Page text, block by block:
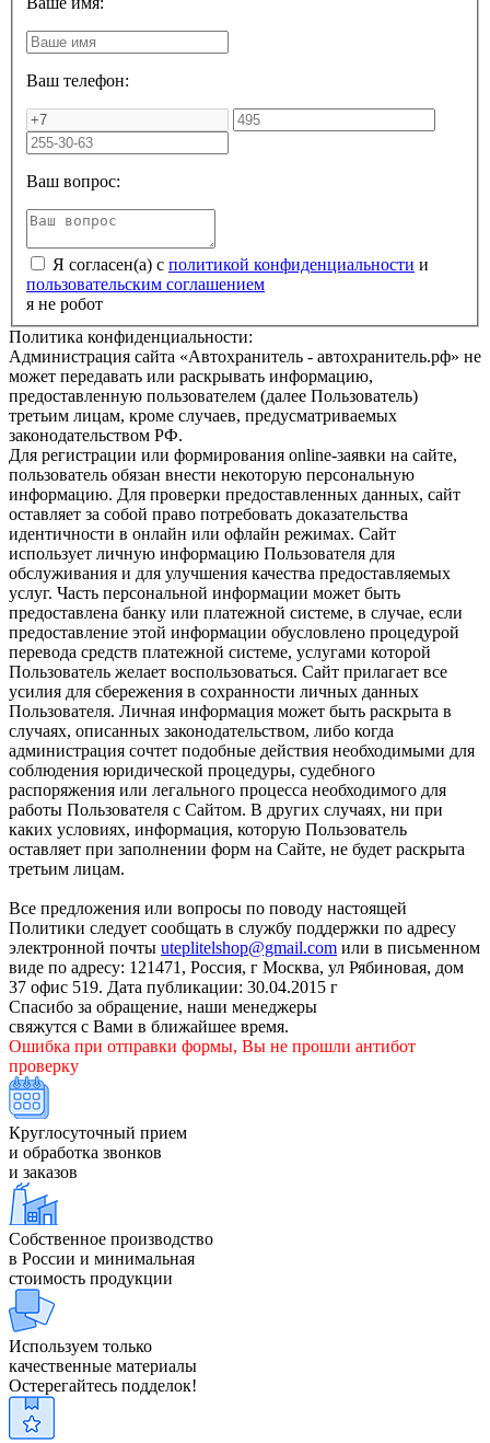
Ваш телефон:
Ваш вопрос:
Я согласен(а) с политикой конфиденциальности и
пользовательским соглашением
я не робот
Политика конфиденциальности:
Администрация сайта «Автохранитель - автохранитель.рф» не
может передавать или раскрывать информацию,
предоставленную пользователем (далее Пользователь)
третьим лицам, кроме случаев, предусматриваемых
законодательством РФ.
Для регистрации или формирования online-заявки на сайте,
пользователь обязан внести некоторую персональную
информацию. Для проверки предоставленных данных, сайт
оставляет за собой право потребовать доказательства
идентичности в онлайн или офлайн режимах. Сайт
использует личную информацию Пользователя для
обслуживания и для улучшения качества предоставляемых
услуг. Часть персональной информации может быть
предоставлена банку или платежной системе, в случае, если
предоставление этой информации обусловлено процедурой
перевода средств платежной системе, услугами которой
Пользователь желает воспользоваться. Сайт прилагает все
усилия для сбережения в сохранности личных данных
Пользователя. Личная информация может быть раскрыта в
случаях, описанных законодательством, либо когда
администрация сочтет подобные действия необходимыми для
соблюдения юридической процедуры, судебного
распоряжения или легального процесса необходимого для
работы Пользователя с Сайтом. В других случаях, ни при
каких условиях, информация, которую Пользователь
оставляет при заполнении форм на Сайте, не будет раскрыта
третьим лицам.
Все предложения или вопросы по поводу настоящей
Политики следует сообщать в службу поддержки по адресу
электронной почты uteplitelshop@gmail.com или в письменном
виде по адресу: 121471, Россия, г Москва, ул Рябиновая, дом
37 офис 519. Дата публикации: 30.04.2015 г
Спасибо за обращение, наши менеджеры
свяжутся с Вами в ближайшее время.
Ошибка при отправки формы, Вы не прошли антибот
проверку
Круглосуточный прием
и обработка звонков
и заказов
Собственное производство
в России и минимальная
стоимость продукции
Используем только
качественные материалы
Остерегайтесь подделок!